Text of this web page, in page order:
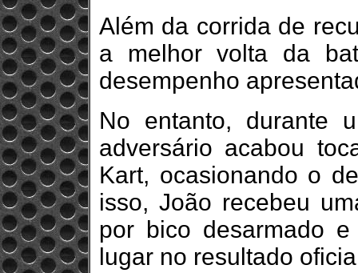
Além da corrida de
a melhor volta da
desempenho
No entanto, durante
adversário acabou
Kart, ocasionando o
isso, João recebeu
por bico desarmado
lugar no resultado